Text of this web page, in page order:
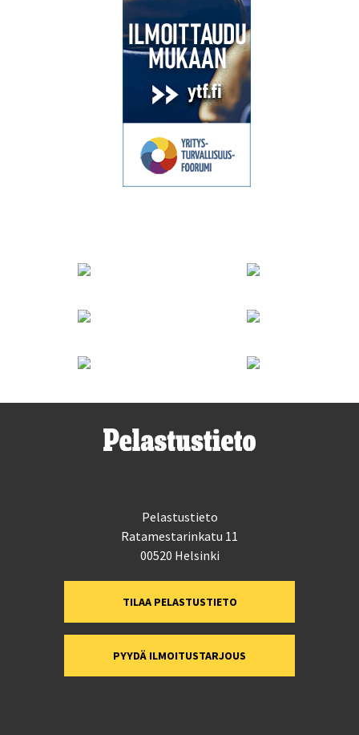
Pelastustieto
Ratamestarinkatu 11
00520 Helsinki
TILAA PELASTUSTIETO
PYYDÄ ILMOITUSTARJOUS